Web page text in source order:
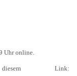
Uhr online.
Link: